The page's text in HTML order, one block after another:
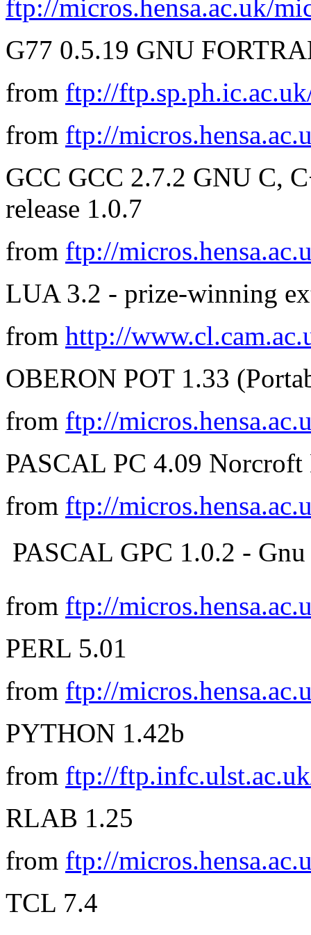
ftp://micros.hensa.ac.uk/
G77 0.5.19 GNU
from ftp://
from ftp://
GCC GCC 2.7.2 GNU C,
release 1.0.7
from ftp://
LUA 3.2 - prize-winning
from http://
OBERON POT 1.33
from ftp://
PASCAL PC 4.09
from ftp://
 PASCAL GPC 1.0.2 -
from ftp://
PERL 5.01
from ftp://
PYTHON 1.42b
from ftp://
RLAB 1.25
from ftp://
TCL 7.4